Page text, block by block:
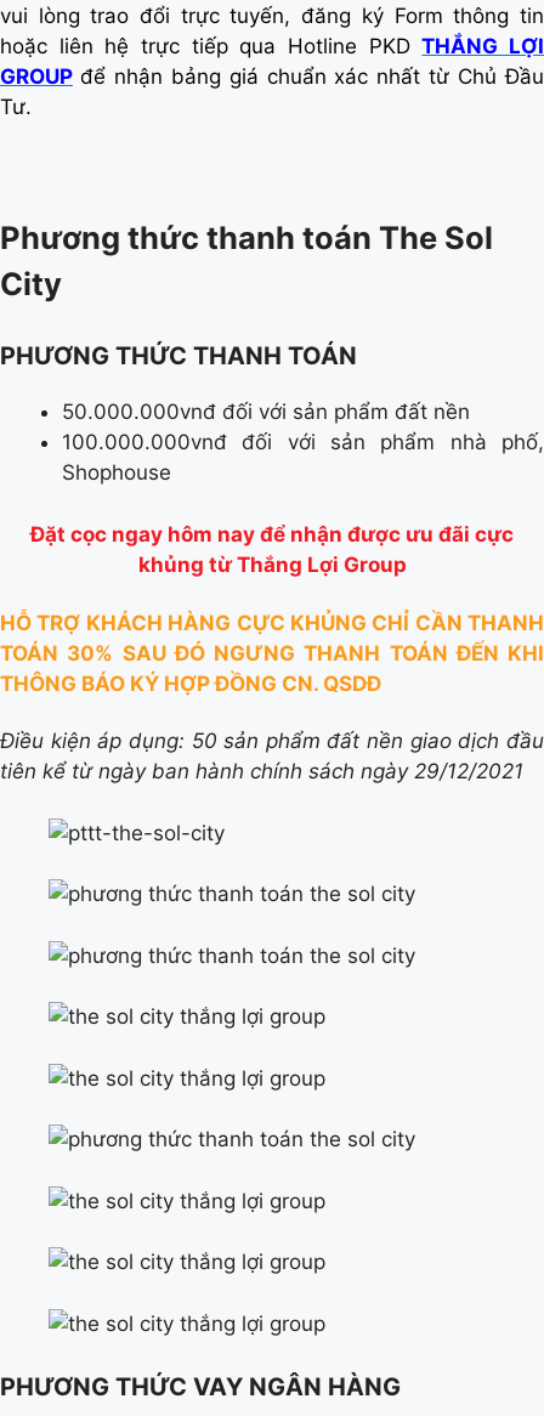
vui lòng trao đổi trực tuyến, đăng ký Form thông tin
hoặc liên hệ trực tiếp qua Hotline PKDTHẮNG LỢI
GROUP để nhận bảng giá chuẩn xác nhất từ Chủ Đầu
Tư.
Phương thức thanh toán The Sol
City
PHƯƠNG THỨC THANH TOÁN
50.000.000vnđ đối với sản phẩm đất nền
100.000.000vnđ đối với sản phẩm nhà phố,
Shophouse
Đặt cọc ngay hôm nay để nhận được ưu đãi cực
khủng từ Thắng Lợi Group
HỖ TRỢ KHÁCH HÀNG CỰC KHỦNG CHỈ CẦN THANH
TOÁN 30% SAU ĐÓ NGƯNG THANH TOÁN ĐẾN KHI
THÔNG BÁO KÝ HỢP ĐỒNG CN. QSDĐ
Điều kiện áp dụng: 50 sản phẩm đất nền giao dịch đầu
tiên kể từ ngày ban hành chính sách ngày 29/12/2021
PHƯƠNG THỨC VAY NGÂN HÀNG